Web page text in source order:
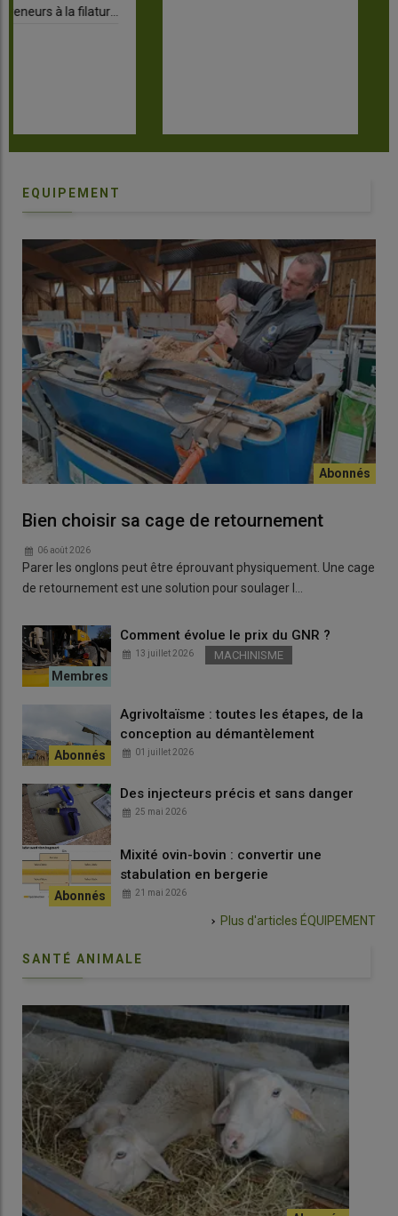
EQUIPEMENT
Bien choisir sa cage de retournement
06 août 2026
Parer les onglons peut être éprouvant physiquement. Une cage
de retournement est une solution pour soulager l…
Comment évolue le prix du GNR ?
13 juillet 2026 MACHINISME
Agrivoltaïsme : toutes les étapes, de la
conception au démantèlement
01 juillet 2026
Des injecteurs précis et sans danger
25 mai 2026
Mixité ovin-bovin : convertir une
stabulation en bergerie
21 mai 2026
Plus d'articles ÉQUIPEMENT
SANTÉ ANIMALE